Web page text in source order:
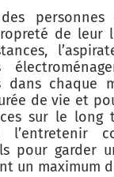
de leur
dans chaque
de vie et
sur le long
pour garder
un maximum